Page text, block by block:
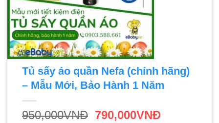
Tủ sấy áo quần Nefa (chính hãng)
– Mẫu Mới, Bảo Hành 1 Năm
950,000VNĐ 790,000VNĐ